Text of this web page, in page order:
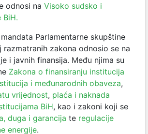
odnosi na Visoko sudsko i
Parlamentarne skupštine
razmatranih zakona odnosio se na
i javnih finansija. Među njima su
Zakona o finansiranju institucija
i međunarodnih obaveza,
vrijednost, plaća i naknada
BiH, kao i zakoni koji se
duga i garancija te regulacije
energije.